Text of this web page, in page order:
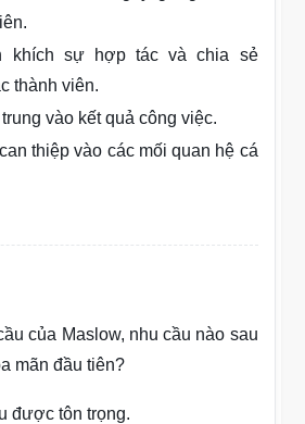
khích sự hợp tác và chia sẻ
thành viên.
vào kết quả công việc.
thiệp vào các mối quan hệ cá
của Maslow, nhu cầu nào sau
mãn đầu tiên?
được tôn trọng.